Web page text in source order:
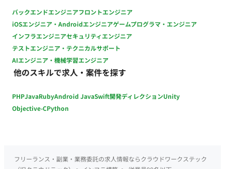
接的に向上させる貢献を実感できます。
バックエンドエンジニアフロントエンジニア
iOSエンジニア・Androidエンジニアゲームプログラマ・エンジニア
インフラエンジニアセキュリティエンジニア
テストエンジニア・テクニカルサポート
AIエンジニア・機械学習エンジニア
他のスキルで求人・案件を探す
PHPJavaRubyAndroid JavaSwift開発ディレクションUnity
Objective-CPython
フリーランス・副業・業務委託の求人情報ならクラウドワークステック